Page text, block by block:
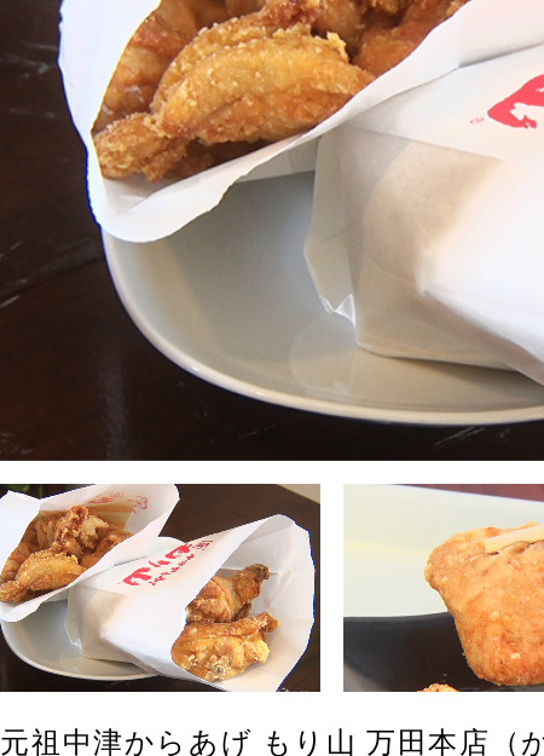
元祖中津からあげ もり山 万田本店（